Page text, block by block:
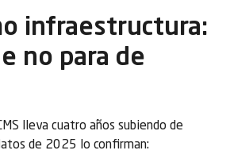
infraestructura:
no para de
lleva cuatro años subiendo de
de 2025 lo confirman: